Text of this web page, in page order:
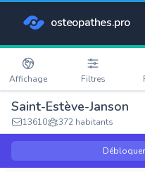
osteopathes.pro
Affichage Filtres
Saint-Estève-Janson
13610 372 habitants